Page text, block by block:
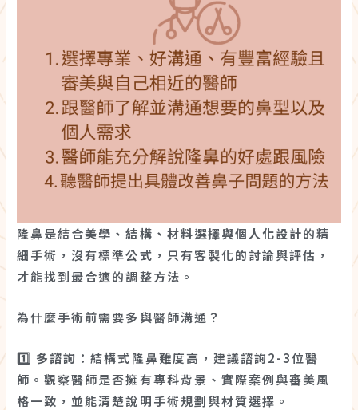
隆鼻是結合美學、結構、材料選擇與個人化設計的精
細手術，沒有標準公式，只有客製化的討論與評估，
才能找到最合適的調整方法。
為什麼手術前需要多與醫師溝通？
1️⃣ 多諮詢 ：結構式隆鼻難度高，建議諮詢2-3位醫
師。觀察醫師是否擁有專科背景、實際案例與審美風
格一致，並能清楚說明手術規劃與材質選擇。